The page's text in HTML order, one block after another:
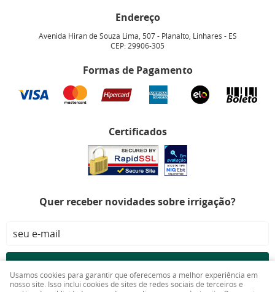
Endereço
Avenida Hiran de Souza Lima, 507- Planalto, Linhares - ES
CEP: 29906-305
Formas de Pagamento
Certificados
Quer receber novidades sobre irrigação?
CADASTRAR
Usamos cookies para garantir que oferecemos a melhor experiência em
nosso site. Isso inclui cookies de sites de redes sociais de terceiros e